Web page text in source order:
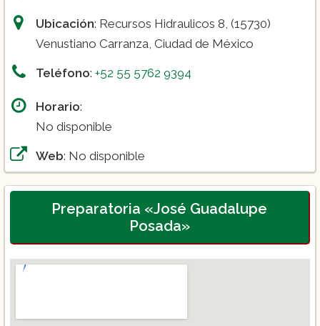
Ubicación: Recursos Hidraulicos 8, (15730)
Venustiano Carranza, Ciudad de México
Teléfono: +52 55 5762 9394
Horario:
No disponible
Web: No disponible
Preparatoria «José Guadalupe
Posada»